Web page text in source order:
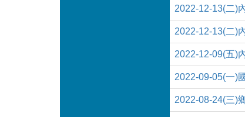
2022-12-13(二)
2022-12-13(二)
2022-12-09(五)
2022-09-05(一)
2022-08-24(三)